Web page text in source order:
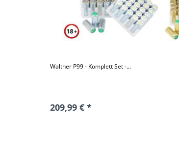
Walther P99 - Komplett Set -...
209,99 € *